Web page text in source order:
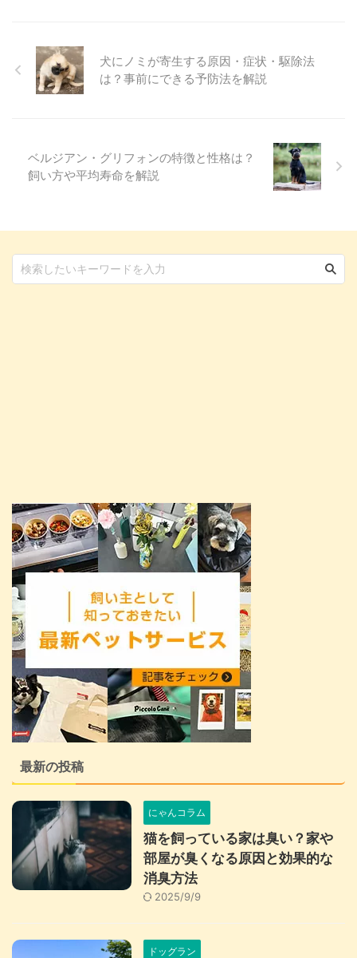
どをご紹介します。 Bow Wow
Storeとは Bow Wow Storeは、世
界にひとつだけの愛犬・愛猫のイ
犬にノミが寄生する原因・症状・駆除法
は？事前にできる予防法を解説
ベルジアン・グリフォンの特徴と性格は？
飼い方や平均寿命を解説
最新の投稿
にゃんコラム
猫を飼っている家は臭い？家や
部屋が臭くなる原因と効果的な
消臭方法
2025/9/9
ドッグラン